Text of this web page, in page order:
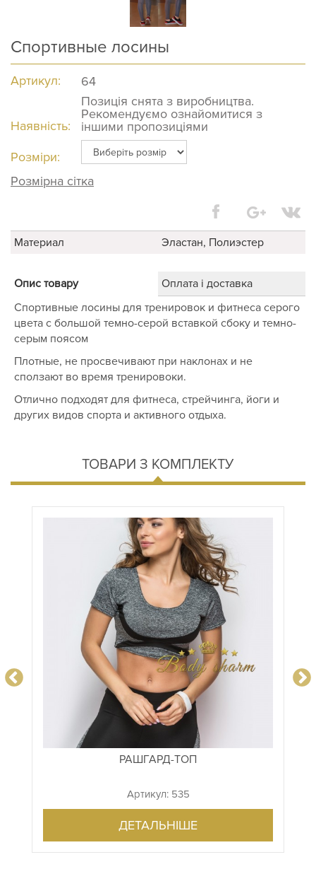
Спортивные лосины
Артикул: 64
Наявність:
Позиція снята з виробництва.
Рекомендуємо ознайомитися з
іншими пропозиціями
Розміри:
Розмірна сітка
Материал Эластан, Полиэстер
Опис товару
Оплата і доставка
Спортивные лосины для тренировок и фитнеса серого
цвета с большой темно-серой вставкой сбоку и темно-
серым поясом
Плотные, не просвечивают при наклонах и не
сползают во время тренировоки.
Отлично подходят для фитнеса, стрейчинга, йоги и
других видов спорта и активного отдыха.
ТОВАРИ З КОМПЛЕКТУ
РАШГАРД-ТОП
Артикул: 535
ДЕТАЛЬНІШЕ